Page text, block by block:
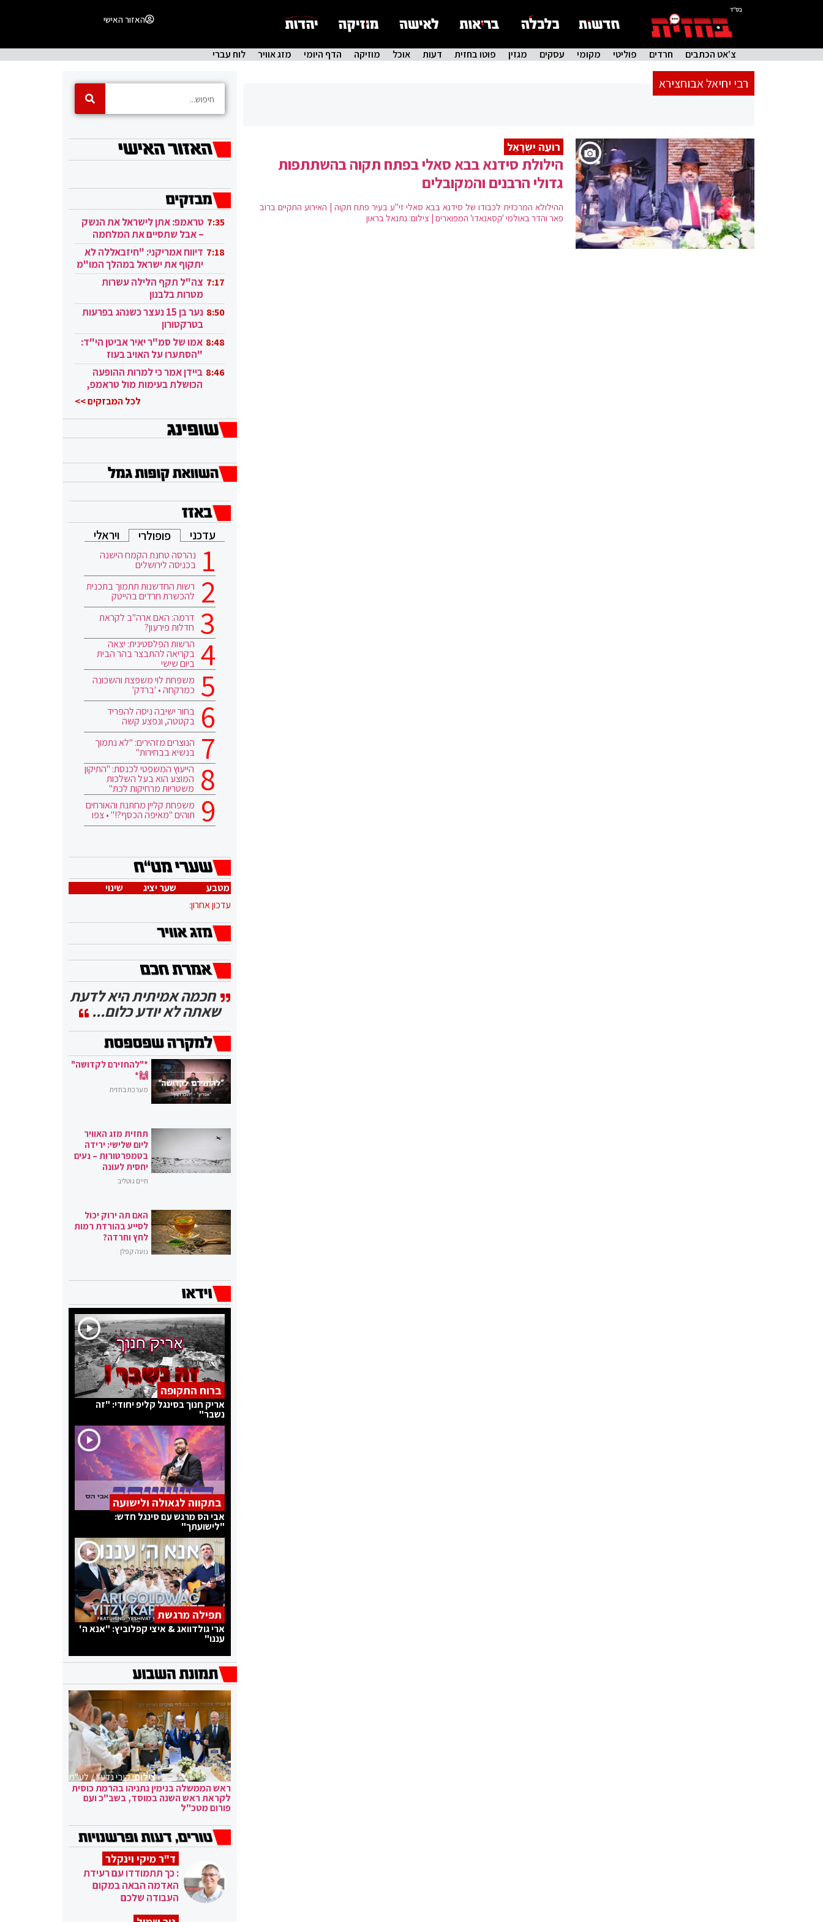
בס"ד
האזור האישי
צ'אט הכתבים חרדים פוליטי מקומי עסקים מגזין פוטו בחזית דעות אוכל מוזיקה הדף היומי מזג אוויר לוח עברי
רבי יחיאל אבוחצירא
רוֹעֵה יִשְׂרָאֵל
הילולת סידנא בבא סאלי בפתח תקוה בהשתתפות
גדולי הרבנים והמקובלים
ההילולא המרכזית לכבודו של סידנא בבא סאלי זי"ע בעיר פתח תקוה | האירוע התקיים ברוב
פאר והדר באולמי 'קסאנאדו' המפוארים | צילום: נתנאל בראון
7:35 טראמפ: אתן לישראל את הנשק
– אבל שתסיים את המלחמה
בעזה 7:18 דיווח אמריקני: "חיזבאללה לא
יתקוף את ישראל במהלך המו"מ
בקטאר" 7:17 צה"ל תקף הלילה עשרות
מטרות בלבנון
8:50
נער בן 15 נעצר כשנהג בפרעות
בטרקטורון
8:48 אמו של סמ"ר יאיר אביטן הי"ד:
"הסתערו על האויב בעוז
ובגבורה" 8:46 ביידן אמר כי למרות ההופעה
הכושלת בעימות מול טראמפ,
לכל המבזקים >>
עדכני פופולרי ויראלי
נהרסה טחנת הקמח הישנה
בכניסה לירושלים
רשות החדשנות תתמוך בתכנית
להכשרת חרדים בהייטק
דרמה: האם ארה"ב לקראת
חדלות פירעון?
הרשות הפלסטינית: יצאה
בקריאה להתבצר בהר הבית
ביום שישי
משפחת לוי משפצת והשכונה
כמרקחה • 'ברדק'
בחור ישיבה ניסה להפריד
בקטטה, ונפצע קשה
הנוצרים מזהירים: "לא נתמוך
בנשיא בבחירות"
הייעוץ המשפטי לכנסת: "התיקון
המוצע הוא בעל השלכות
משטריות מרחיקות לכת"
משפחת קליין מחתנת והאורחים
תוהים "מאיפה הכסף?!" • צפו
מטבע שער יציג
שינוי
עדכון אחרון:
חכמה אמיתית היא לדעת
שאתה לא יודע כלום...
*"להחזירם לקדושה"
🙌*
מערכת בחזית
תחזית מזג האוויר
ליום שלישי: ירידה
בטמפרטורות – נעים
יחסית לעונה
חיים גוטליב
האם תה ירוק יכול
לסייע בהורדת רמות
לחץ וחרדה?
נועה קפלן
ברוח התקופה
אריק חנוך בסינגל קליפ יחודי: "זה
נשבר"
בתקווה לגאולה ולישועה
אבי הס מרגש עם סינגל חדש:
"לישועתך"
תפילה מרגשת
ארי גולדוואג & איצי קפלוביץ: "אנא ה'
עננו"
צילום:קובי גדעון / לע"מ
ראש הממשלה בנימין נתניהו בהרמת כוסית
לקראת ראש השנה במוסד, בשב"כ ועם
פורום מטכ"ל
ד"ר מיקי וינקלר
: כך תתמודדו עם רעידת
האדמה הבאה במקום
העבודה שלכם